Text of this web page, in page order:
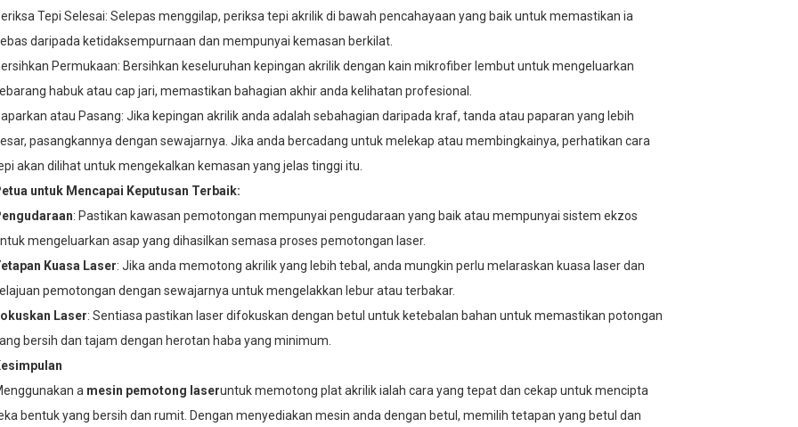
Tepi Selesai: Selepas menggilap, periksa tepi akrilik di bawah pencahayaan yang baik untuk memastikan ia
daripada ketidaksempurnaan dan mempunyai kemasan berkilat.
Permukaan: Bersihkan keseluruhan kepingan akrilik dengan kain mikrofiber lembut untuk mengeluarkan
habuk atau cap jari, memastikan bahagian akhir anda kelihatan profesional.
atau Pasang: Jika kepingan akrilik anda adalah sebahagian daripada kraf, tanda atau paparan yang lebih
pasangkannya dengan sewajarnya. Jika anda bercadang untuk melekap atau membingkainya, perhatikan cara
akan dilihat untuk mengekalkan kemasan yang jelas tinggi itu.
untuk Mencapai Keputusan Terbaik:
: Pastikan kawasan pemotongan mempunyai pengudaraan yang baik atau mempunyai sistem ekzos
mengeluarkan asap yang dihasilkan semasa proses pemotongan laser.
Kuasa Laser: Jika anda memotong akrilik yang lebih tebal, anda mungkin perlu melaraskan kuasa laser dan
pemotongan dengan sewajarnya untuk mengelakkan lebur atau terbakar.
Laser: Sentiasa pastikan laser difokuskan dengan betul untuk ketebalan bahan untuk memastikan potongan
bersih dan tajam dengan herotan haba yang minimum.
a mesin pemotong laseruntuk memotong plat akrilik ialah cara yang tepat dan cekap untuk mencipta
bentuk yang bersih dan rumit. Dengan menyediakan mesin anda dengan betul, memilih tetapan yang betul dan